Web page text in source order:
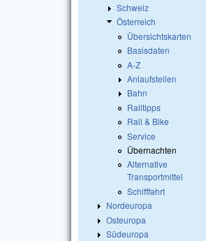
Schweiz
Österreich
Übersichtskarten
Basisdaten
A-Z
Anlaufstellen
Bahn
Railtipps
Rail & Bike
Service
Übernachten
Alternative
Transportmittel
Schifffahrt
Nordeuropa
Osteuropa
Südeuropa